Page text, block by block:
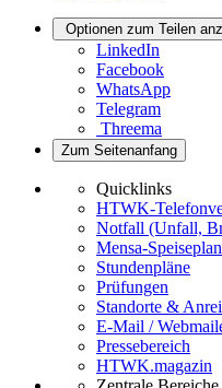
Optionen zum Teilen
LinkedIn
Facebook
WhatsApp
Telegram
Threema
Zum Seitenanfang
Quicklinks
HTWK-
Notfall (Unfall,
Mensa-Speiseplan
Stundenpläne
Prüfungen
Standorte &
E-Mail /
Pressebereich
HTWK.magazin